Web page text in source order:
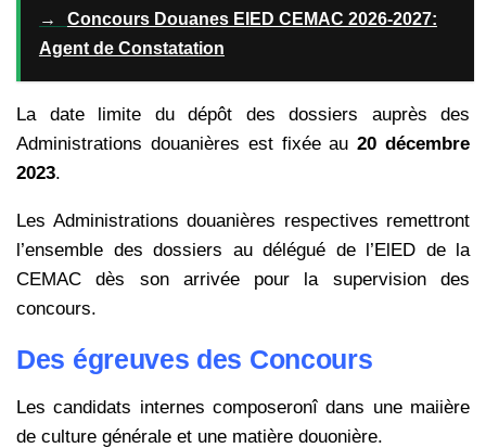
→
Concours Douanes EIED CEMAC 2026-2027:
Agent de Constatation
La date limite du dépôt des dossiers auprès des
Administrations douanières est fixée au20 décembre
2023.
Les Administrations douanières respectives remettront
l’ensemble des dossiers au délégué de l’ElED de la
CEMAC dès son arrivée pour la supervision des
concours.
Des égreuves des Concours
Les candidats internes composeronî dans une maiière
de culture générale et une matière douonière.